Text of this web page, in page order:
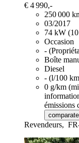
€ 4 990,-
250 000
03/2017
74 kW
Occasion
-
Boîte
Diesel
- (l/100
0 g/km
émissions
Revendeurs,